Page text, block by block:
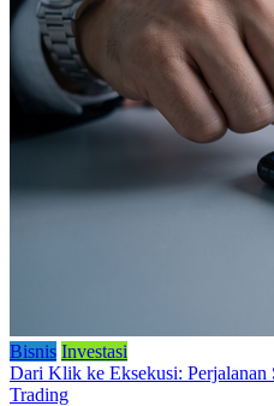
Bisnis Investasi
Dari Klik ke Eksekusi: Perjalanan
Trading